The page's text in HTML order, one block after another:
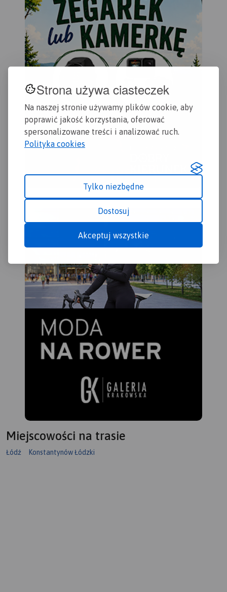
Strona używa ciasteczek
Na naszej stronie używamy plików cookie, aby
poprawić jakość korzystania, oferować
spersonalizowane treści i analizować ruch.
Polityka cookies
Tylko niezbędne
Dostosuj
Akceptuj wszystkie
odwiedzenia.
Miejscowości na trasie
Łódź Konstantynów Łódzki